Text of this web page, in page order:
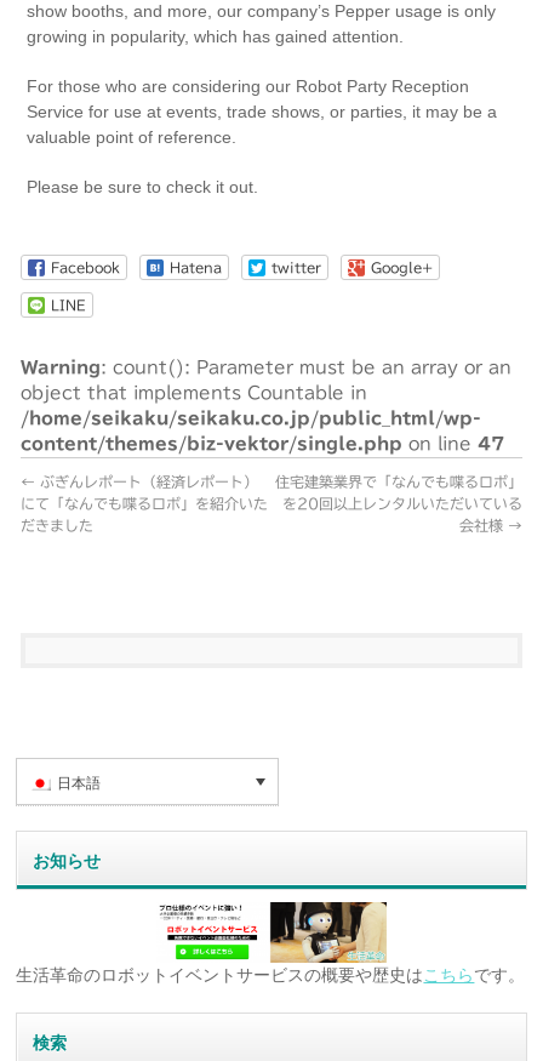
show booths, and more, our company’s Pepper usage is only
growing in popularity, which has gained attention.
For those who are considering our Robot Party Reception
Service for use at events, trade shows, or parties, it may be a
valuable point of reference.
Please be sure to check it out.
Facebook Hatena twitter Google+
LINE
Warning: count(): Parameter must be an array or an
object that implements Countable in
/home/seikaku/seikaku.co.jp/public_html/wp-
content/themes/biz-vektor/single.php on line47
← ぶぎんレポート（経済レポート）
にて「なんでも喋るロボ」を紹介いた
だきました
住宅建築業界で「なんでも喋るロボ」
を20回以上レンタルいただいている
会社様 →
日本語
お知らせ
生活革命のロボットイベントサービスの概要や歴史はこちらです。
検索